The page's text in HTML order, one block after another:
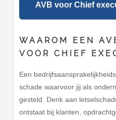
AVB voor Chief
WAAROM EEN
VOOR CHIEF
Een
schade waarvoor jij als
gesteld. Denk aan
ontstaat bij klanten,